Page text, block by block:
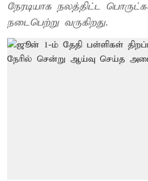
நேரடியாக நலத்திட்ட
நடைபெற்று வருகிறது.